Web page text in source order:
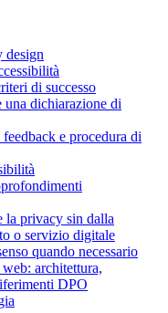
design
di successo
una dichiarazione di
e procedura di
la privacy sin dalla
o servizio digitale
quando necessario
architettura,
DPO